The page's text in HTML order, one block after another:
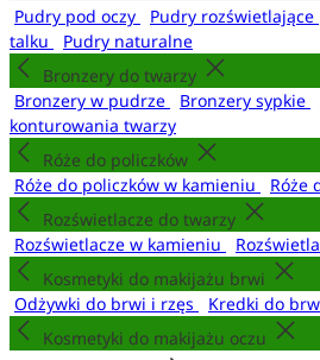
Pudry pod oczy
Pudry rozświetlające
talku
Pudry naturalne
Bronzery do twarzy
Bronzery w pudrze
Bronzery sypkie
konturowania twarzy
Róże do policzków
Róże do policzków w kamieniu
Róże
Rozświetlacze do twarzy
Rozświetlacze w kamieniu
Kosmetyki do makijażu brwi
Odżywki do brwi i rzęs
Kredki do
Kosmetyki do makijażu oczu